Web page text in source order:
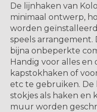
De lijnhaken van
minimaal ontwerp,
worden
speels
bijna onbeperkte
Handig voor alles en
kapstokhaken of
etc te gebruiken. De
stokjes als haken en
muur worden